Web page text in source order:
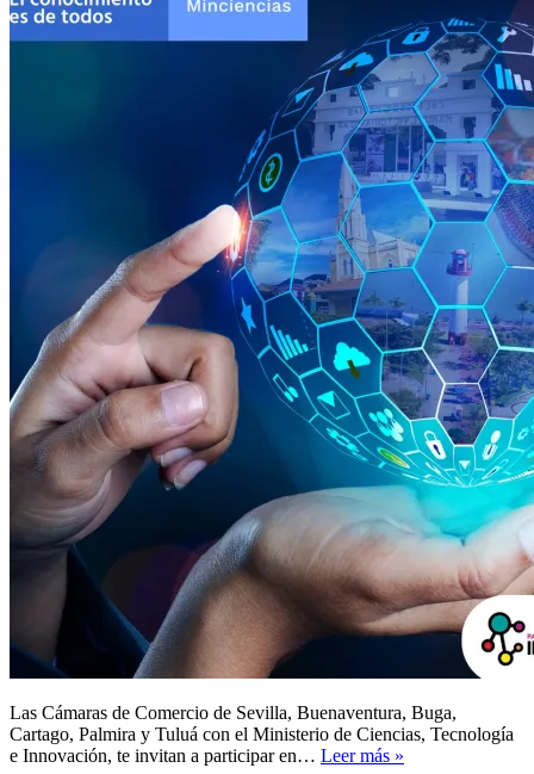
Las Cámaras de Comercio de Sevilla, Buenaventura, Buga,
Cartago, Palmira y Tuluá con el Ministerio de Ciencias, Tecnología
e Innovación, te invitan a participar en… Leer más »